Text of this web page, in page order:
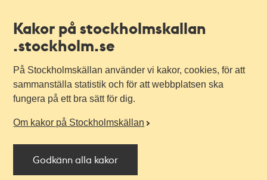
Kakor på stockholmskallan
.stockholm.se
På Stockholmskällan använder vi kakor, cookies, för att
sammanställa statistik och för att webbplatsen ska
fungera på ett bra sätt för dig.
Om kakor på Stockholmskällan
Godkänn alla kakor